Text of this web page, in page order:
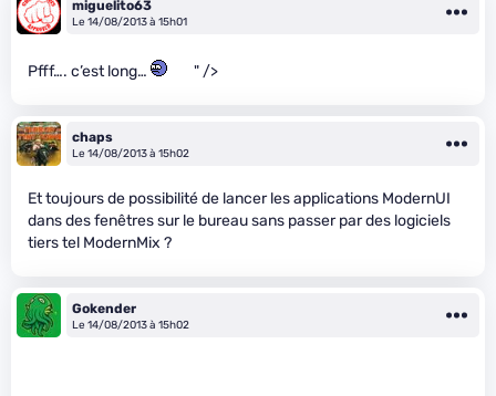
miguelito63
Le 14/08/2013 à 15h01
Pfff…. c’est long… " />
chaps
Le 14/08/2013 à 15h02
Et toujours de possibilité de lancer les applications ModernUI
dans des fenêtres sur le bureau sans passer par des logiciels
tiers tel ModernMix ?
Gokender
Le 14/08/2013 à 15h02